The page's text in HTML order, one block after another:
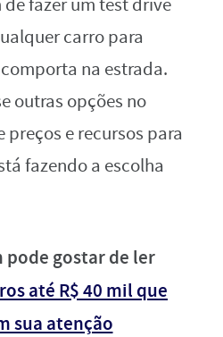
fazer um test drive
carro para
na estrada.
outras opções no
e recursos para
fazendo a escolha
pode gostar de ler
até R$ 40 mil que
sua atenção